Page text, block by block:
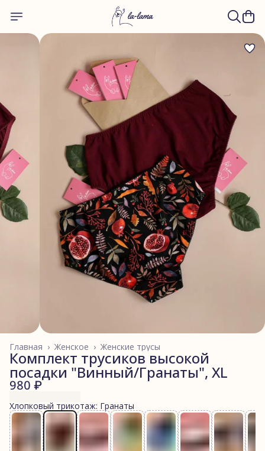
Женские трусы
Женское ›
Главная ›
Комплект трусиков высокой
посадки "Винный/Гранаты", XL
980 ₽
Хлопковый трикотаж: Гранаты